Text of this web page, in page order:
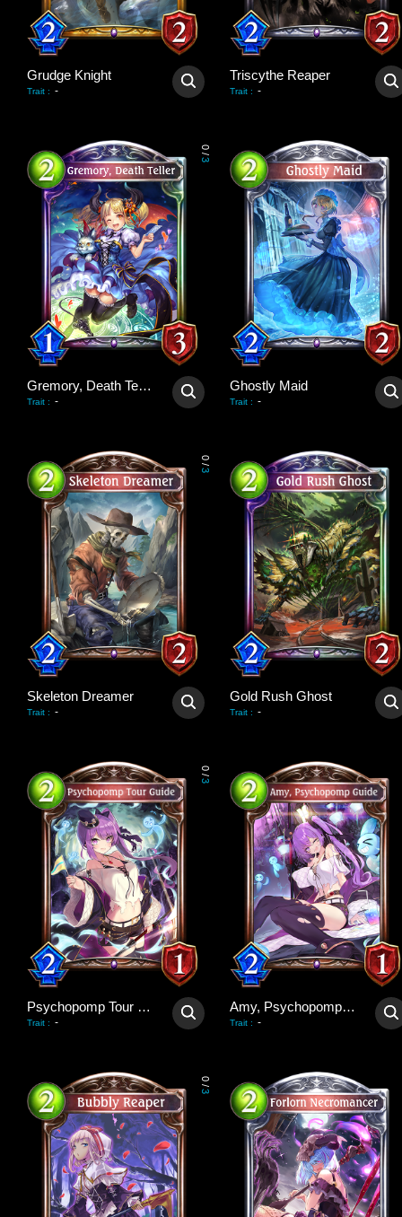
Grudge Knight
Trait : -
Triscythe Reaper
Trait : -
0
/
3
Gremory, Death Teller
Trait : -
Ghostly Maid
Trait : -
0
/
3
Skeleton Dreamer
Trait : -
Gold Rush Ghost
Trait : -
0
/
3
Psychopomp Tour Guide
Trait : -
Amy, Psychopomp Guide
Trait : -
0
/
3